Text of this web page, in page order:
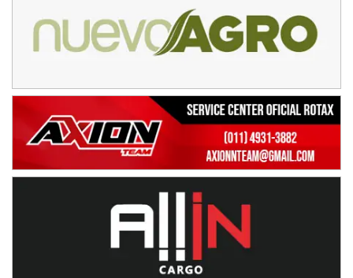
NORESTE SANTAFESINO - F6
Ciudad de Avellaneda (Asfalto)
Avellaneda (Santa Fe)
José Samuel Sánchez (Tierra)
Rufino (Santa Fe)
TUCUMANO - F5
El Timbó (Tucumán)